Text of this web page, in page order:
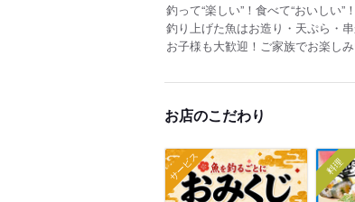
釣って“楽しい”！食べて“おいしい”！
釣り上げた魚はお造り・天ぷら・
お子様も大歓迎！ご家族でお楽し
お店のこだわり
サービス 料理